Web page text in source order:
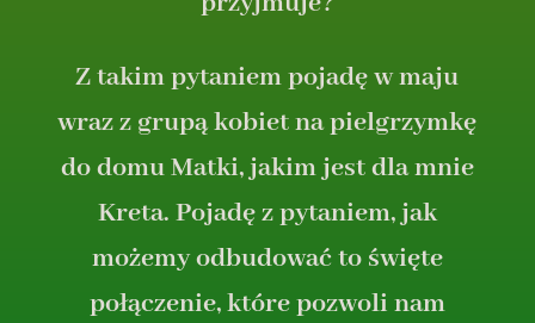
Z takim pytaniem pojadę w maju
wraz z grupą kobiet na pielgrzymkę
do domu Matki, jakim jest dla mnie
Kreta. Pojadę z pytaniem, jak
możemy odbudować to święte
połączenie, które pozwoli nam